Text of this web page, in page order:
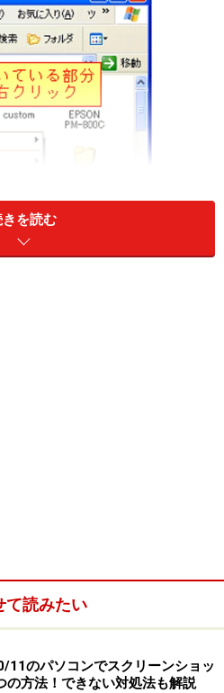
リックすると、[保存場所]ダイ
ます。ここで念のため、現在
しておきます。
を読む
て読みたい
11のパソコンでスクリーンショッ
の方法！できない対処法も解説